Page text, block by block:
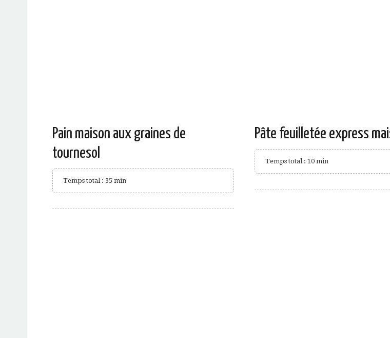
Pain maison aux graines de
tournesol
Temps total : 35 min
Pâte feuilletée express
Temps total : 10 min